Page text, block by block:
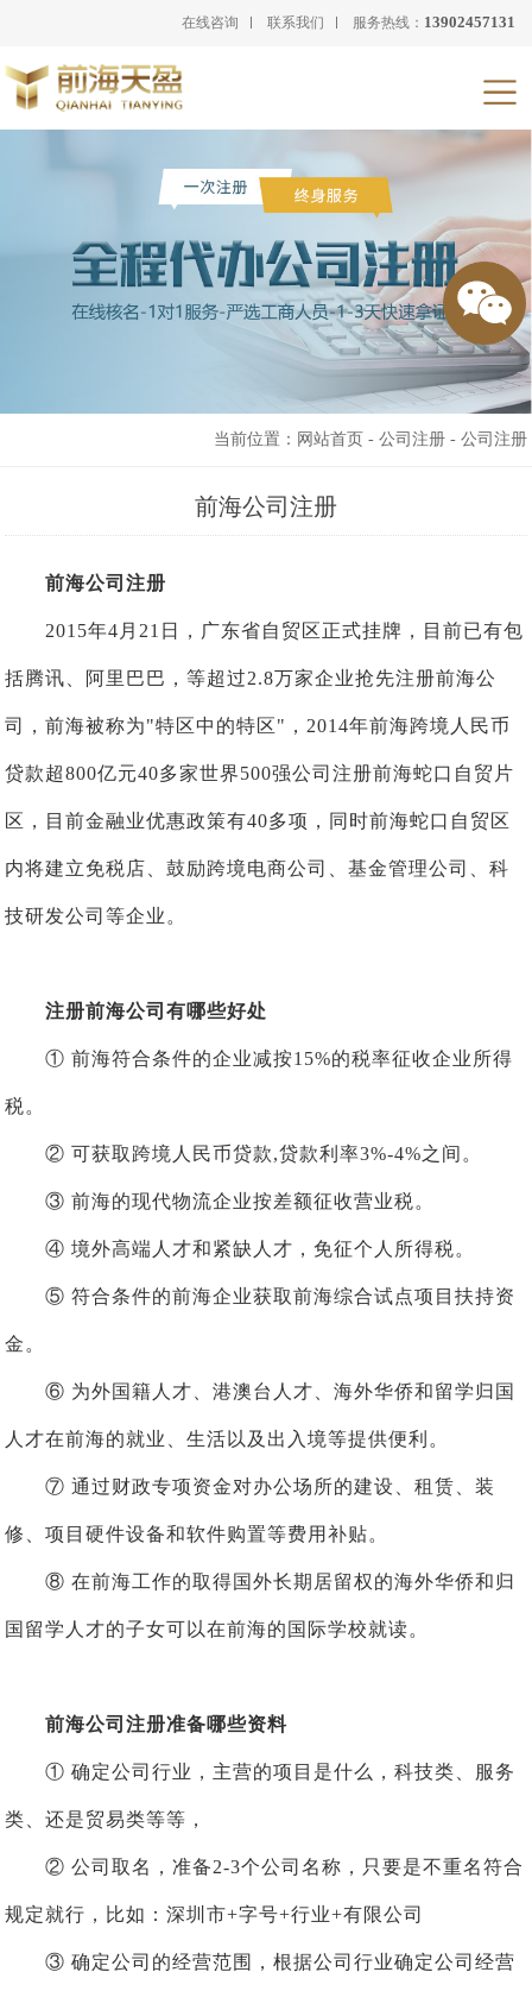
在线咨询 联系我们 服务热线： 13902457131
当前位置： 网站首页 - 公司注册- 公司注册
前海公司注册
前海公司注册
2015年4月21日，广东省自贸区正式挂牌，目前已有包
括腾讯、阿里巴巴，等超过2.8万家企业抢先注册前海公
司，前海被称为"特区中的特区"，2014年前海跨境人民币
贷款超800亿元40多家世界500强公司注册前海蛇口自贸片
区，目前金融业优惠政策有40多项，同时前海蛇口自贸区
内将建立免税店、鼓励跨境电商公司、基金管理公司、科
技研发公司等企业。
注册前海公司有哪些好处
① 前海符合条件的企业减按15%的税率征收企业所得
税。
② 可获取跨境人民币贷款,贷款利率3%-4%之间。
③ 前海的现代物流企业按差额征收营业税。
④ 境外高端人才和紧缺人才，免征个人所得税。
⑤ 符合条件的前海企业获取前海综合试点项目扶持资
金。
⑥ 为外国籍人才、港澳台人才、海外华侨和留学归国
人才在前海的就业、生活以及出入境等提供便利。
⑦ 通过财政专项资金对办公场所的建设、租赁、装
修、项目硬件设备和软件购置等费用补贴。
⑧ 在前海工作的取得国外长期居留权的海外华侨和归
国留学人才的子女可以在前海的国际学校就读。
前海公司注册准备哪些资料
① 确定公司行业，主营的项目是什么，科技类、服务
类、还是贸易类等等，
② 公司取名，准备2-3个公司名称，只要是不重名符合
规定就行，比如：深圳市+字号+行业+有限公司
③ 确定公司的经营范围，根据公司行业确定公司经营